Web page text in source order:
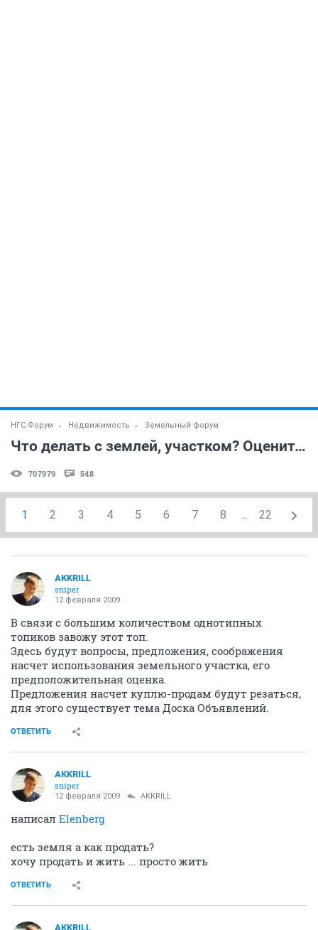
НГС.Форум Недвижимость Земельный форум
Что делать с землей, участком? Оцените участок?
707979 548
1 2 3 4 5 6 7 8 ... 22
AKKRILL
sniper
12 февраля 2009
В связи с большим количеством однотипных
топиков завожу этот топ.
Здесь будут вопросы, предложения, соображения
насчет использования земельного участка, его
предположительная оценка.
Предложения насчет куплю-продам будут резаться,
для этого существует тема Доска Объявлений.
ОТВЕТИТЬ
AKKRILL
sniper
12 февраля 2009 AKKRILL
написал Elenberg
есть земля а как продать?
хочу продать и жить ... просто жить
ОТВЕТИТЬ
AKKRILL